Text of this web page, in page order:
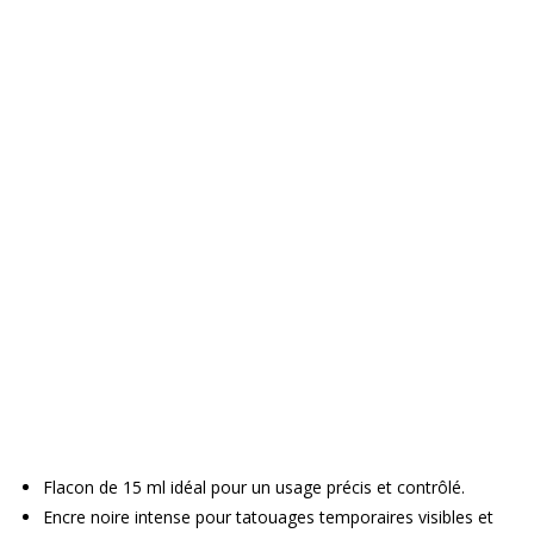
Flacon de 15 ml idéal pour un usage précis et contrôlé.
Encre noire intense pour tatouages temporaires visibles et